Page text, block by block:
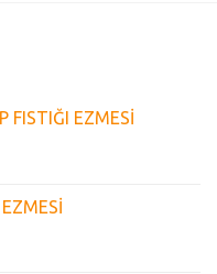
FISTIĞI EZMESİ